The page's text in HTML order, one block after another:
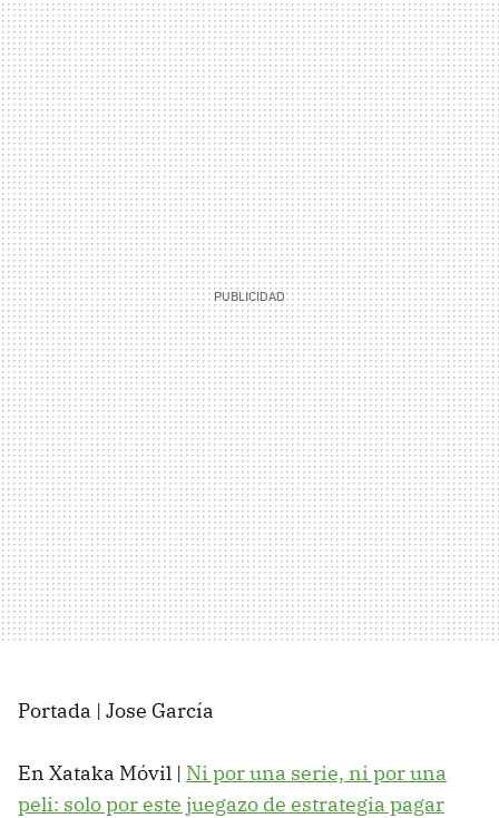
Portada | Jose García
En Xataka Móvil | Ni por una serie, ni por una
peli: solo por este juegazo de estrategia pagar